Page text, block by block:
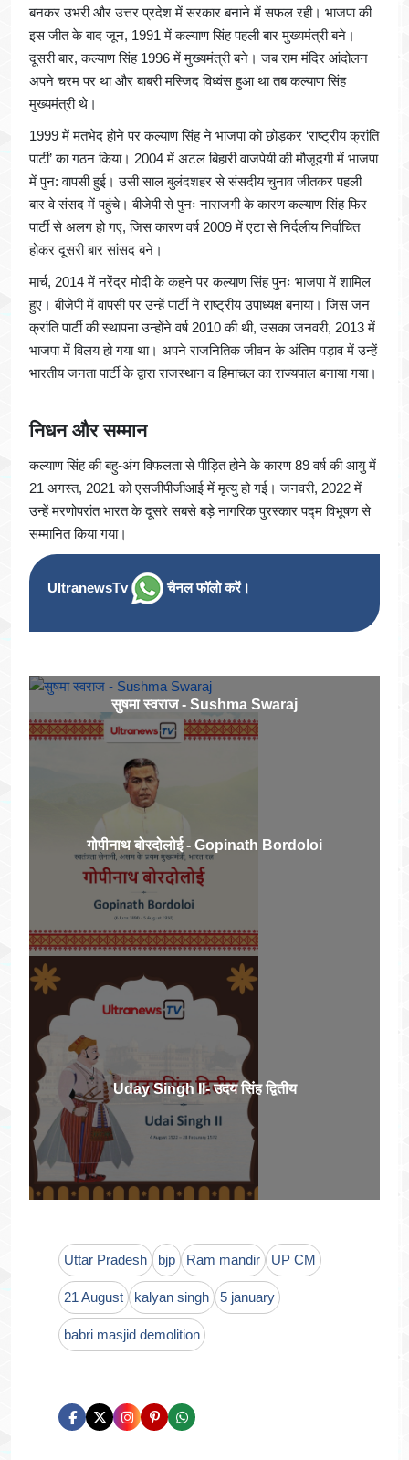
बनकर उभरी और उत्तर प्रदेश में सरकार बनाने में सफल रही। भाजपा की
इस जीत के बाद जून, 1991 में कल्याण सिंह पहली बार मुख्यमंत्री बने।
दूसरी बार, कल्याण सिंह 1996 में मुख्यमंत्री बने। जब राम मंदिर आंदोलन
अपने चरम पर था और बाबरी मस्जिद विध्वंस हुआ था तब कल्याण सिंह
मुख्यमंत्री थे।
1999 में मतभेद होने पर कल्याण सिंह ने भाजपा को छोड़कर ‘राष्ट्रीय क्रांति
पार्टी’ का गठन किया। 2004 में अटल बिहारी वाजपेयी की मौजूदगी में भाजपा
में पुन: वापसी हुई। उसी साल बुलंदशहर से संसदीय चुनाव जीतकर पहली
बार वे संसद में पहुंचे। बीजेपी से पुनः नाराजगी के कारण कल्याण सिंह फिर
पार्टी से अलग हो गए, जिस कारण वर्ष 2009 में एटा से निर्दलीय निर्वाचित
होकर दूसरी बार सांसद बने।
मार्च, 2014 में नरेंद्र मोदी के कहने पर कल्याण सिंह पुनः भाजपा में शामिल
हुए। बीजेपी में वापसी पर उन्हें पार्टी ने राष्ट्रीय उपाध्यक्ष बनाया। जिस जन
क्रांति पार्टी की स्थापना उन्होंने वर्ष 2010 की थी, उसका जनवरी, 2013 में
भाजपा में विलय हो गया था। अपने राजनितिक जीवन के अंतिम पड़ाव में उन्हें
भारतीय जनता पार्टी के द्वारा राजस्थान व हिमाचल का राज्यपाल बनाया गया।
निधन और सम्मान
कल्याण सिंह की बहु-अंग विफलता से पीड़ित होने के कारण 89 वर्ष की आयु में
21 अगस्त, 2021 को एसजीपीजीआई में मृत्यु हो गई। जनवरी, 2022 में
उन्हें मरणोपरांत भारत के दूसरे सबसे बड़े नागरिक पुरस्कार पद्म विभूषण से
सम्मानित किया गया।
UltranewsTv चैनल फॉलो करें।
सुषमा स्वराज - Sushma Swaraj
गोपीनाथ बोरदोलोई - Gopinath Bordoloi
Uday Singh II- उदय सिंह द्वितीय
Uttar Pradesh bjp Ram mandir UP CM
21 August kalyan singh 5 january
babri masjid demolition